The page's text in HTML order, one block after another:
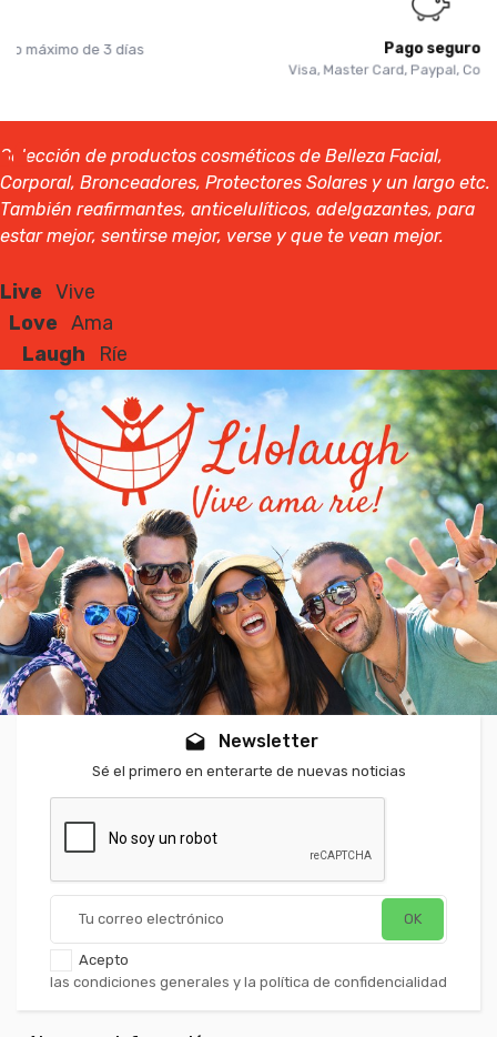
Visa, Master Card, Paypal, Contrarrembolso
Selección de productos cosméticos de Belleza Facial,
Corporal, Bronceadores, Protectores Solares y un largo etc.
También reafirmantes, anticelulíticos, adelgazantes, para
estar mejor, sentirse mejor, verse y que te vean mejor.
Live Vive
Love Ama
Laugh Ríe
drafts Newsletter
Sé el primero en enterarte de nuevas noticias
Acepto
las condiciones generales y la política de confidencialidad